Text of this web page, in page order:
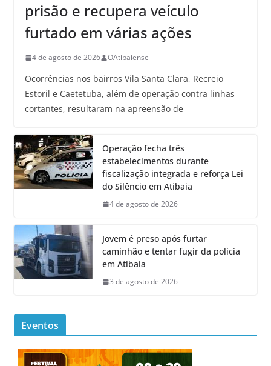
prisão e recupera veículo
furtado em várias ações
4 de agosto de 2026 OAtibaiense
Ocorrências nos bairros Vila Santa Clara, Recreio
Estoril e Caetetuba, além de operação contra linhas
cortantes, resultaram na apreensão de
Operação fecha três
estabelecimentos durante
fiscalização integrada e reforça Lei
do Silêncio em Atibaia
4 de agosto de 2026
Jovem é preso após furtar
caminhão e tentar fugir da polícia
em Atibaia
3 de agosto de 2026
Eventos